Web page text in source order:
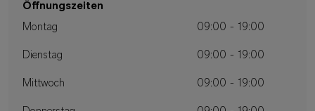
Öffnungszeiten
Montag
09:00 - 19:00
Dienstag 09:00 - 19:00
Mittwoch 09:00 - 19:00